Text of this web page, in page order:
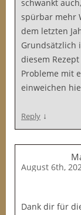
schwankt
spürbar mehr
dem letzten
Grundsätzlich
diesem
Probleme mit
einweichen
Reply ↓
August 6th,
Dank dir für